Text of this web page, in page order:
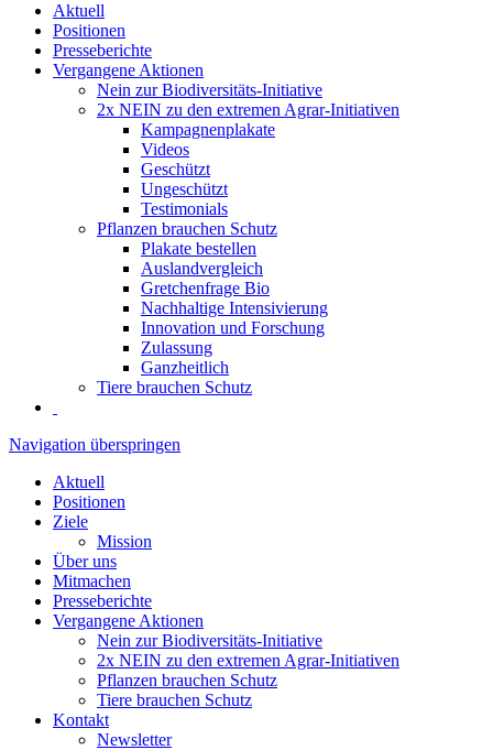
Aktuell
Positionen
Presseberichte
Vergangene Aktionen
Nein zur Biodiversitäts-Initiative
2x NEIN zu den extremen Agrar-Initiativen
Kampagnenplakate
Videos
Geschützt
Ungeschützt
Testimonials
Pflanzen brauchen Schutz
Plakate bestellen
Auslandvergleich
Gretchenfrage Bio
Nachhaltige Intensivierung
Innovation und Forschung
Zulassung
Ganzheitlich
Tiere brauchen Schutz
Navigation überspringen
Aktuell
Positionen
Ziele
Mission
Über uns
Mitmachen
Presseberichte
Vergangene Aktionen
Nein zur Biodiversitäts-Initiative
2x NEIN zu den extremen Agrar-Initiativen
Pflanzen brauchen Schutz
Tiere brauchen Schutz
Kontakt
Newsletter